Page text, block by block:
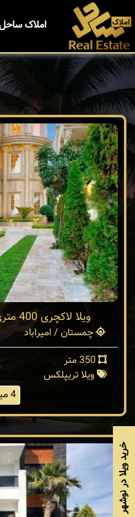
املاک
ویلا لاکچری 400 متری در امیرآباد چمستان
چمستان / امیراباد
ویلا تریپلکس
4 میلیارد
خرید ویلا در نوشهر